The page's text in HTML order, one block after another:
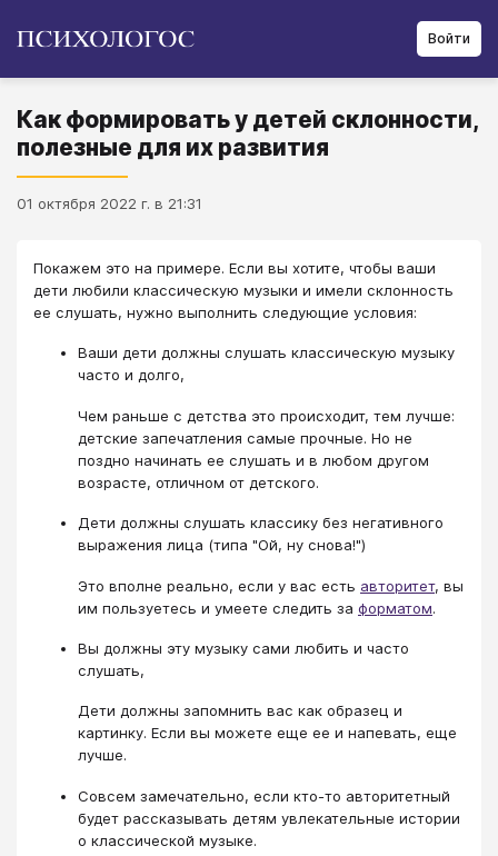
Войти
Как формировать у детей склонности,
полезные для их развития
01 октября 2022 г. в 21:31
Покажем это на примере. Если вы хотите, чтобы ваши
дети любили классическую музыки и имели склонность
ее слушать, нужно выполнить следующие условия:
Ваши дети должны слушать классическую музыку
часто и долго,
Чем раньше с детства это происходит, тем лучше:
детские запечатления самые прочные. Но не
поздно начинать ее слушать и в любом другом
возрасте, отличном от детского.
Дети должны слушать классику без негативного
выражения лица (типа "Ой, ну снова!")
Это вполне реально, если у вас есть авторитет, вы
им пользуетесь и умеете следить за форматом.
Вы должны эту музыку сами любить и часто
слушать,
Дети должны запомнить вас как образец и
картинку. Если вы можете еще ее и напевать, еще
лучше.
Совсем замечательно, если кто-то авторитетный
будет рассказывать детям увлекательные истории
о классической музыке.